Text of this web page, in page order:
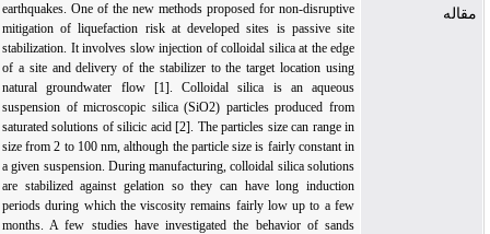
مقاله
earthquakes. One of the new methods proposed for non-disruptive
mitigation of liquefaction risk at developed sites is passive site
stabilization. It involves slow injection of colloidal silica at the edge
of a site and delivery of the stabilizer to the target location using
natural groundwater flow [1]. Colloidal silica is an aqueous
suspension of microscopic silica (SiO2) particles produced from
saturated solutions of silicic acid [2]. The particles size can range in
size from 2 to 100 nm, although the particle size is fairly constant in
a given suspension. During manufacturing, colloidal silica solutions
are stabilized against gelation so they can have long induction
periods during which the viscosity remains fairly low up to a few
months. A few studies have investigated the behavior of sands